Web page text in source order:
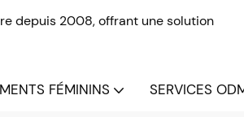
depuis 2008, offrant une solution
FÉMININS SERVICES